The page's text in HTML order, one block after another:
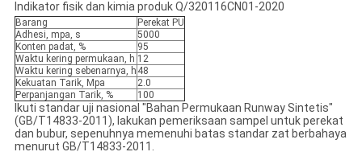
Indikator fisik dan kimia produk Q/320116CN01-2020
Barang
Perekat PU
Adhesi, mpa, s
5000
Konten padat, %
95
Waktu kering permukaan, h 12
Waktu kering sebenarnya, h 48
Kekuatan Tarik, Mpa
2.0
Perpanjangan Tarik, %
100
Ikuti standar uji nasional "Bahan Permukaan Runway Sintetis"
(GB/T14833-2011), lakukan pemeriksaan sampel untuk perekat
dan bubur, sepenuhnya memenuhi batas standar zat berbahaya
menurut GB/T14833-2011.